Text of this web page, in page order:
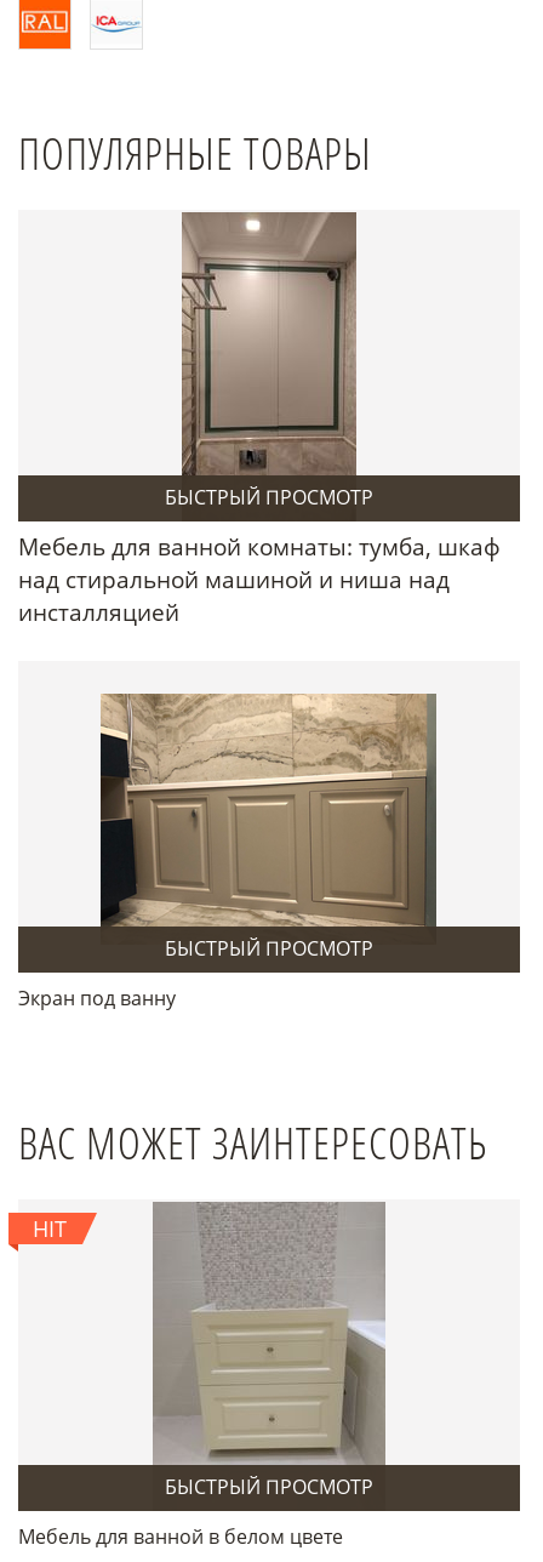
ПОПУЛЯРНЫЕ ТОВАРЫ
БЫСТРЫЙ ПРОСМОТР
Мебель для ванной комнаты: тумба, шкаф
над стиральной машиной и ниша над
инсталляцией
БЫСТРЫЙ ПРОСМОТР
Экран под ванну
ВАС МОЖЕТ ЗАИНТЕРЕСОВАТЬ
БЫСТРЫЙ ПРОСМОТР
Мебель для ванной в белом цвете
HIT